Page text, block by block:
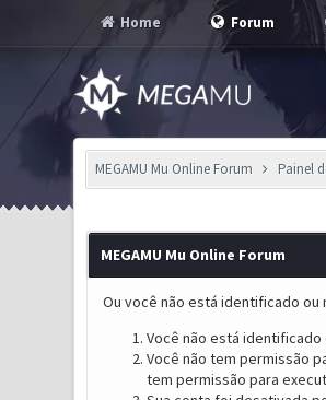
Home Forum
MEGAMU Mu Online Forum Painel
MEGAMU Mu Online Forum
Ou você não está identificado
Você não está
Você não tem permissão
tem permissão para